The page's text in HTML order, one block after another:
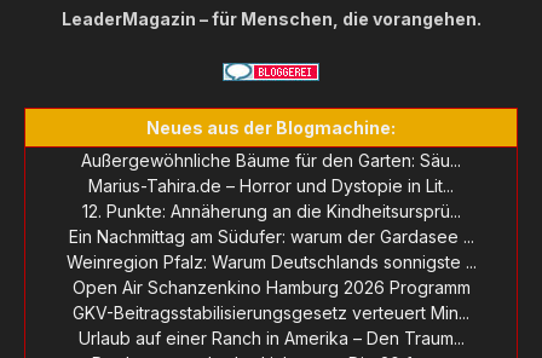
LeaderMagazin – für Menschen, die vorangehen.
Neues aus der Blogmachine:
Außergewöhnliche Bäume für den Garten: Säu...
Marius-Tahira.de – Horror und Dystopie in Lit...
12. Punkte: Annäherung an die Kindheitsursprü...
Ein Nachmittag am Südufer: warum der Gardasee ...
Weinregion Pfalz: Warum Deutschlands sonnigste ...
Open Air Schanzenkino Hamburg 2026 Programm
GKV-Beitragsstabilisierungsgesetz verteuert Min...
Urlaub auf einer Ranch in Amerika – Den Traum...